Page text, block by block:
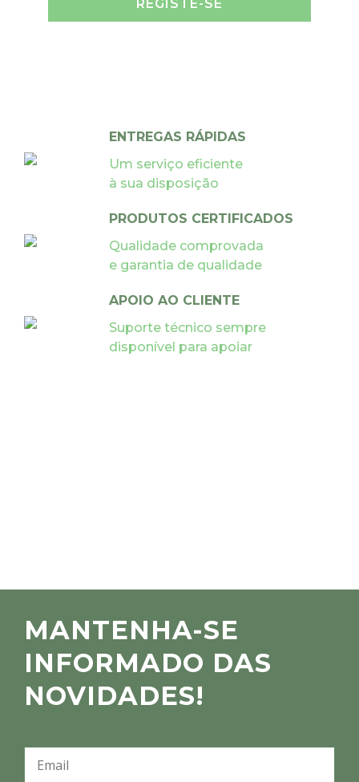
REGISTE-SE
ENTREGAS RÁPIDAS
Um serviço eficiente
à sua disposição
PRODUTOS CERTIFICADOS
Qualidade comprovada
e garantia de qualidade
APOIO AO CLIENTE
Suporte técnico sempre
disponível para apoiar
MANTENHA-SE
INFORMADO DAS
NOVIDADES!